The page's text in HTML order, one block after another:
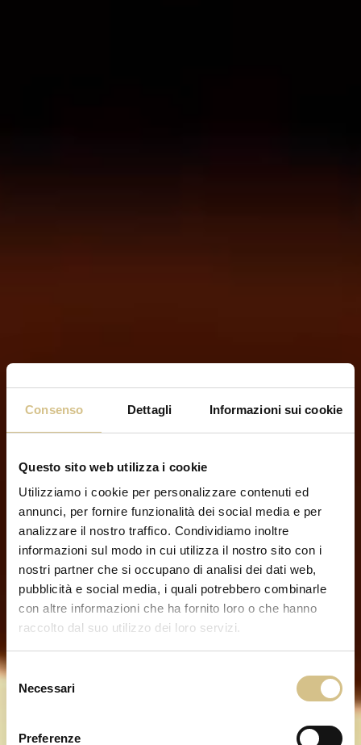
Consenso Dettagli Informazioni sui cookie
Questo sito web utilizza i cookie
Utilizziamo i cookie per personalizzare contenuti ed
annunci, per fornire funzionalità dei social media e per
analizzare il nostro traffico. Condividiamo inoltre
informazioni sul modo in cui utilizza il nostro sito con i
nostri partner che si occupano di analisi dei dati web,
pubblicità e social media, i quali potrebbero combinarle
con altre informazioni che ha fornito loro o che hanno
raccolto dal suo utilizzo dei loro servizi.
Selezione
delNecessari
Preferenze